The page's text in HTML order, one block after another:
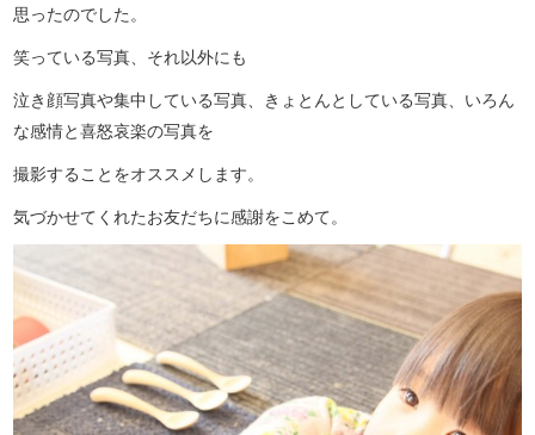
思ったのでした。
笑っている写真、それ以外にも
泣き顔写真や集中している写真、きょとんとしている写真、いろん
な感情と喜怒哀楽の写真を
撮影することをオススメします。
気づかせてくれたお友だちに感謝をこめて。